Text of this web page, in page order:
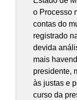
o Processo
contas do
registrado
devida
mais
presidente,
às justas e
curso da